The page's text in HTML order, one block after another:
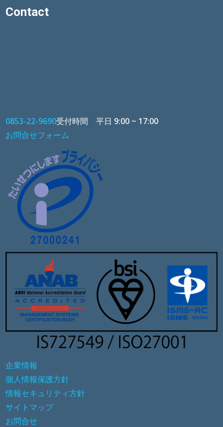
Contact
0853-22-9690受付時間 平日 9:00 ~ 17:00
お問合せフォーム
企業情報
個人情報保護方針
情報セキュリティ方針
サイトマップ
お問合せ